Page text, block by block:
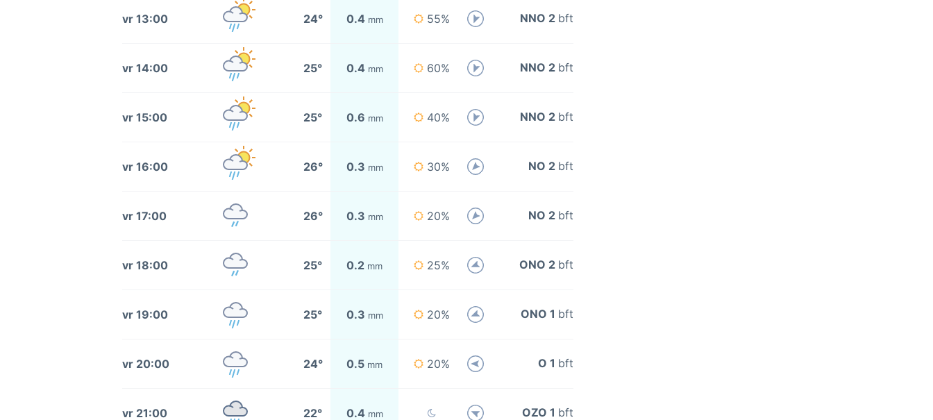
vr 13:00 24° 0.4 mm 55% NNO 2 bft
vr 14:00 25° 0.4 mm 60% NNO 2 bft
vr 15:00 25° 0.6 mm 40% NNO 2 bft
vr 16:00 26° 0.3 mm 30% NO 2 bft
vr 17:00 26° 0.3 mm 20% NO 2 bft
vr 18:00 25° 0.2 mm 25% ONO 2 bft
vr 19:00 25° 0.3 mm 20% ONO 1 bft
vr 20:00 24° 0.5 mm 20% O 1 bft
vr 21:00 22° 0.4 mm OZO 1 bft